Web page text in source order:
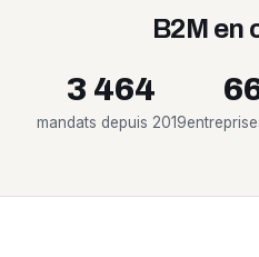
B2M en
3 464
mandats depuis 2019